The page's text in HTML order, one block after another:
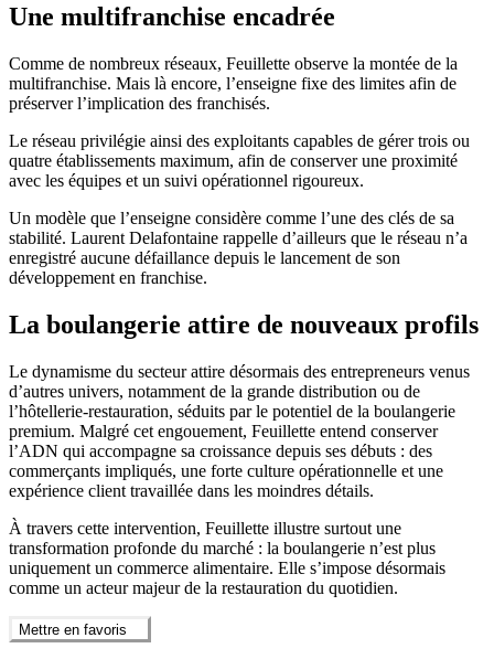
Une multifranchise encadrée
Comme de nombreux réseaux, Feuillette observe la montée de la
multifranchise. Mais là encore, l’enseigne fixe des limites afin de
préserver l’implication des franchisés.
Le réseau privilégie ainsi des exploitants capables de gérer trois ou
quatre établissements maximum, afin de conserver une proximité
avec les équipes et un suivi opérationnel rigoureux.
Un modèle que l’enseigne considère comme l’une des clés de sa
stabilité. Laurent Delafontaine rappelle d’ailleurs que le réseau n’a
enregistré aucune défaillance depuis le lancement de son
développement en franchise.
La boulangerie attire de nouveaux profils
Le dynamisme du secteur attire désormais des entrepreneurs venus
d’autres univers, notamment de la grande distribution ou de
l’hôtellerie-restauration, séduits par le potentiel de la boulangerie
premium. Malgré cet engouement, Feuillette entend conserver
l’ADN qui accompagne sa croissance depuis ses débuts : des
commerçants impliqués, une forte culture opérationnelle et une
expérience client travaillée dans les moindres détails.
À travers cette intervention, Feuillette illustre surtout une
transformation profonde du marché : la boulangerie n’est plus
uniquement un commerce alimentaire. Elle s’impose désormais
comme un acteur majeur de la restauration du quotidien.
Mettre en favoris